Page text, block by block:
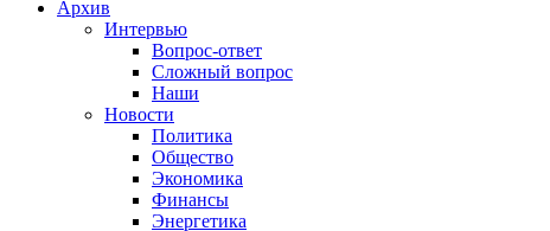
Архив
Интервью
Вопрос-ответ
Сложный вопрос
Наши
Новости
Политика
Общество
Экономика
Финансы
Энергетика